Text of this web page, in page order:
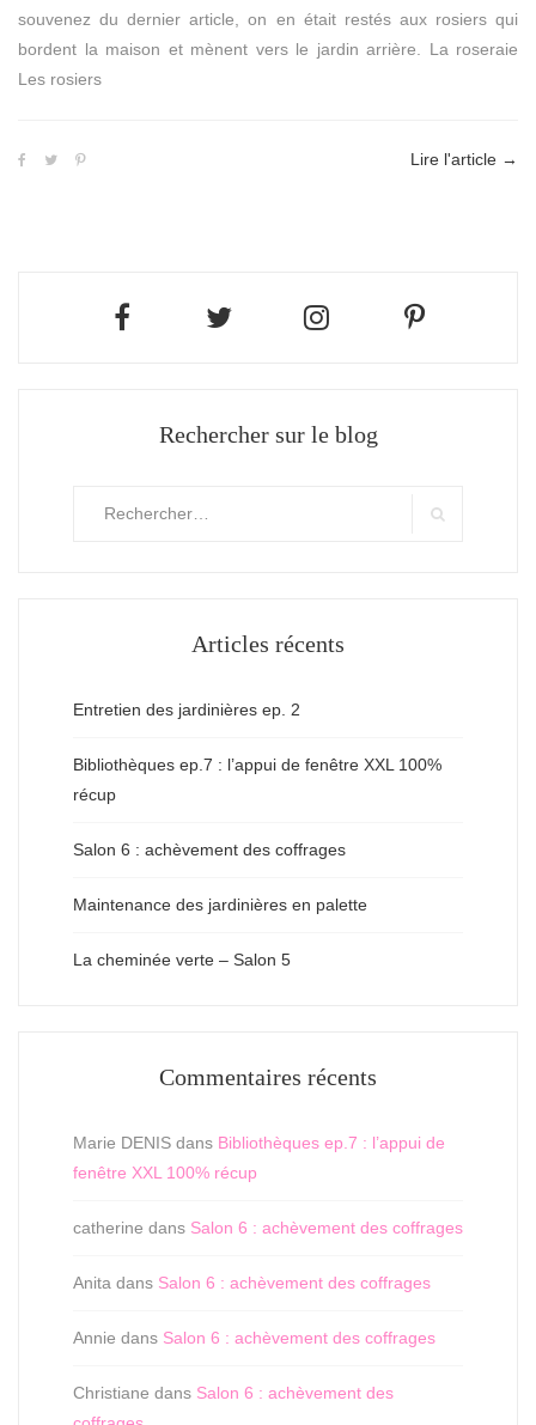
souvenez du dernier article, on en était restés aux rosiers qui
bordent la maison et mènent vers le jardin arrière. La roseraie
Les rosiers
Lire l'article →
Rechercher sur le blog
Articles récents
Entretien des jardinières ep. 2
Bibliothèques ep.7 : l’appui de fenêtre XXL 100%
récup
Salon 6 : achèvement des coffrages
Maintenance des jardinières en palette
La cheminée verte – Salon 5
Commentaires récents
Marie DENIS dans Bibliothèques ep.7 : l’appui de
fenêtre XXL 100% récup
catherine dans Salon 6 : achèvement des coffrages
Anita dans Salon 6 : achèvement des coffrages
Annie dans Salon 6 : achèvement des coffrages
Christiane dans Salon 6 : achèvement des